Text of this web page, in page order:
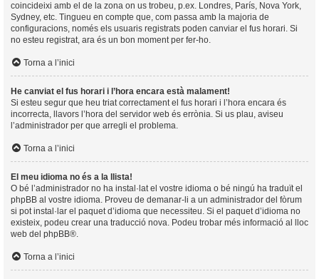
coincideixi amb el de la zona on us trobeu, p.ex. Londres, París, Nova York,
Sydney, etc. Tingueu en compte que, com passa amb la majoria de
configuracions, només els usuaris registrats poden canviar el fus horari. Si
no esteu registrat, ara és un bon moment per fer-ho.
Torna a l’inici
He canviat el fus horari i l’hora encara està malament!
Si esteu segur que heu triat correctament el fus horari i l’hora encara és
incorrecta, llavors l’hora del servidor web és errònia. Si us plau, aviseu
l’administrador per que arregli el problema.
Torna a l’inici
El meu idioma no és a la llista!
O bé l’administrador no ha instal·lat el vostre idioma o bé ningú ha traduït el
phpBB al vostre idioma. Proveu de demanar-li a un administrador del fòrum
si pot instal·lar el paquet d’idioma que necessiteu. Si el paquet d’idioma no
existeix, podeu crear una traducció nova. Podeu trobar més informació al lloc
web del phpBB®.
Torna a l’inici